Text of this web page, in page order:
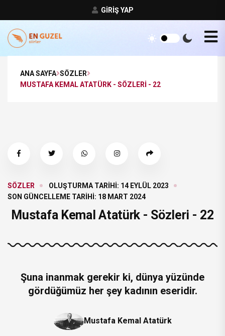
GIRIŞ YAP
ANA SAYFA SÖZLER
MUSTAFA KEMAL ATATÜRK - SÖZLERI - 22
SÖZLER
OLUŞTURMA TARIHI: 14 EYLÜL 2023
SON GÜNCELLEME TARIHI: 18 MART 2024
Mustafa Kemal Atatürk - Sözleri - 22
Şuna inanmak gerekir ki, dünya yüzünde
gördüğümüz her şey kadının eseridir.
Mustafa Kemal Atatürk